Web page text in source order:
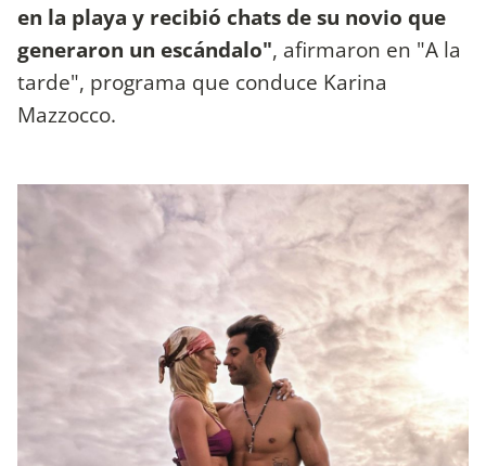
en la playa y recibió chats de su novio que
generaron un escándalo", afirmaron en "A la
tarde", programa que conduce Karina
Mazzocco.